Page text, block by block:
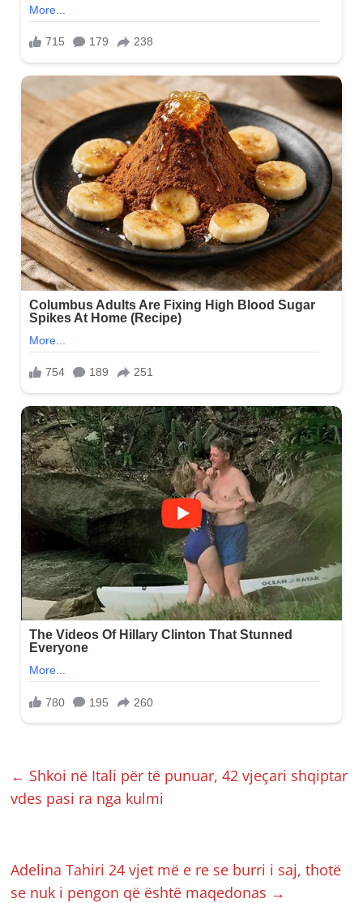
← Shkoi në Itali për të punuar, 42 vjeçari shqiptar
vdes pasi ra nga kulmi
Adelina Tahiri 24 vjet më e re se burri i saj, thotë
se nuk i pengon që është maqedonas →